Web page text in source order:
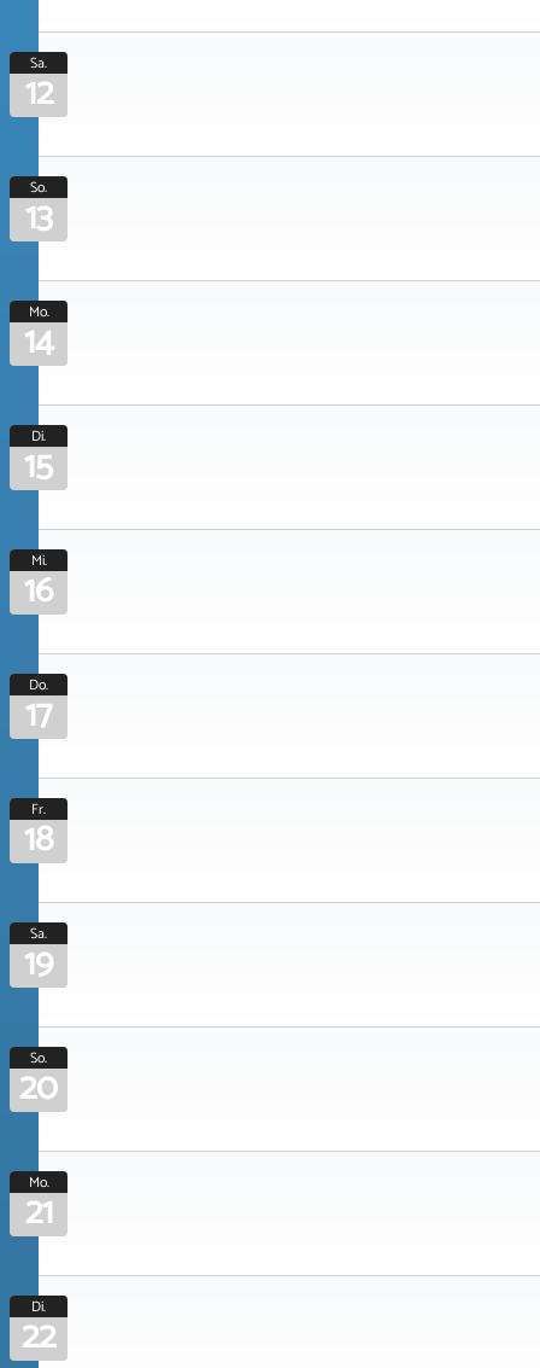
Sa.
12
So.
13
Mo.
14
Di.
15
Mi.
16
Do.
17
Fr.
18
Sa.
19
So.
20
Mo.
21
Di.
22